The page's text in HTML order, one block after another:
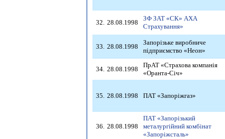
32. 28.08.1998
ЗФ ЗАТ «СК» АХА
Страхування»
33. 28.08.1998
Запорізьке виробниче
підприємство «Неон»
34. 28.08.1998
ПрАТ «Страхова компанія
«Оранта-Січ»
35. 28.08.1998 ПАТ «Запоріжгаз»
36. 28.08.1998
ПАТ «Запорізький
металургійний комбінат
«Запоріжсталь»